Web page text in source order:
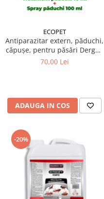
ECOPET
Antiparazitar extern, păduchi,
căpuşe, pentru păsări Dergall
10 ml + Spray insecticid
70,00 Lei
ADAUGA IN COS
-20%